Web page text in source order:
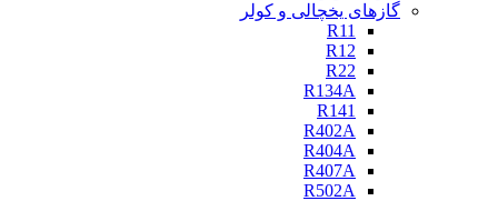
گازهای یخچالی و کولر
R11
R12
R22
R134A
R141
R402A
R404A
R407A
R502A